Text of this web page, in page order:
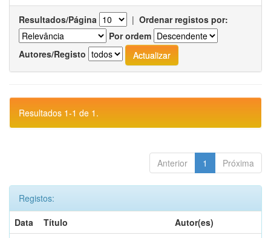
Resultados/Página | Ordenar registos por:
Por ordem
Autores/Registo
Resultados 1-1 de 1.
Anterior 1 Próxima
Registos:
Data
Título
Autor(es)